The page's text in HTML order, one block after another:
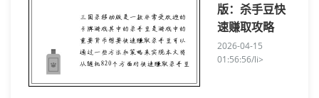
版：杀手豆快
速赚取攻略
2026-04-15
01:56:56/li>